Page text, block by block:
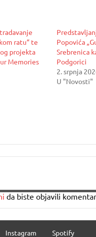
ratu“ te
projekta
Memories
Popovića
Srebrenica
Podgorici
2. srpnja
U "Novosti"
da biste objavili komentar.
Instagram Spotify